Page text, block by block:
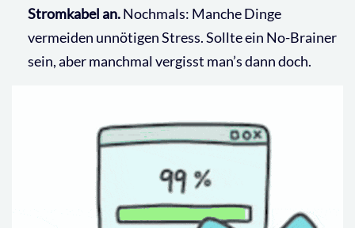
Stromkabel an.Nochmals: Manche Dinge
vermeiden unnötigen Stress. Sollte ein No-Brainer
sein, aber manchmal vergisst man’s dann doch.